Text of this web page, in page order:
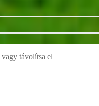
távolítsa el